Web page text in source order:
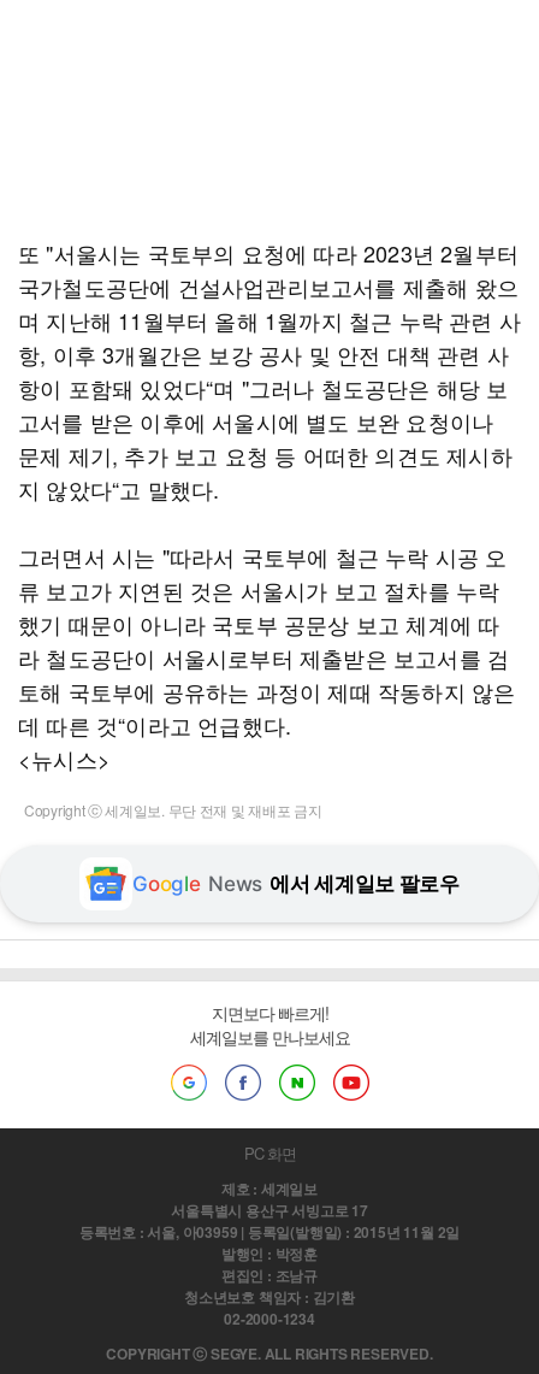
또 "서울시는 국토부의 요청에 따라 2023년 2월부터
국가철도공단에 건설사업관리보고서를 제출해 왔으
며 지난해 11월부터 올해 1월까지 철근 누락 관련 사
항, 이후 3개월간은 보강 공사 및 안전 대책 관련 사
항이 포함돼 있었다“며 "그러나 철도공단은 해당 보
고서를 받은 이후에 서울시에 별도 보완 요청이나
문제 제기, 추가 보고 요청 등 어떠한 의견도 제시하
지 않았다“고 말했다.
그러면서 시는 "따라서 국토부에 철근 누락 시공 오
류 보고가 지연된 것은 서울시가 보고 절차를 누락
했기 때문이 아니라 국토부 공문상 보고 체계에 따
라 철도공단이 서울시로부터 제출받은 보고서를 검
토해 국토부에 공유하는 과정이 제때 작동하지 않은
데 따른 것“이라고 언급했다.
<뉴시스>
Copyright ⓒ 세계일보. 무단 전재 및 재배포 금지
Google News 에서 세계일보 팔로우
지면보다 빠르게!
세계일보를 만나보세요
PC 화면
제호 : 세계일보
서울특별시 용산구 서빙고로 17
등록번호 : 서울, 아03959 | 등록일(발행일) : 2015년 11월 2일
발행인 : 박정훈
편집인 : 조남규
청소년보호 책임자 : 김기환
02-2000-1234
COPYRIGHT ⓒ SEGYE. ALL RIGHTS RESERVED.